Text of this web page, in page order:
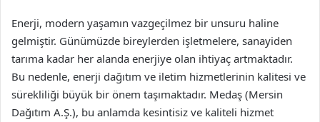
Enerji, modern yaşamın vazgeçilmez bir unsuru haline
gelmiştir. Günümüzde bireylerden işletmelere, sanayiden
tarıma kadar her alanda enerjiye olan ihtiyaç artmaktadır.
Bu nedenle, enerji dağıtım ve iletim hizmetlerinin kalitesi ve
sürekliliği büyük bir önem taşımaktadır. Medaş (Mersin
Dağıtım A.Ş.), bu anlamda kesintisiz ve kaliteli hizmet